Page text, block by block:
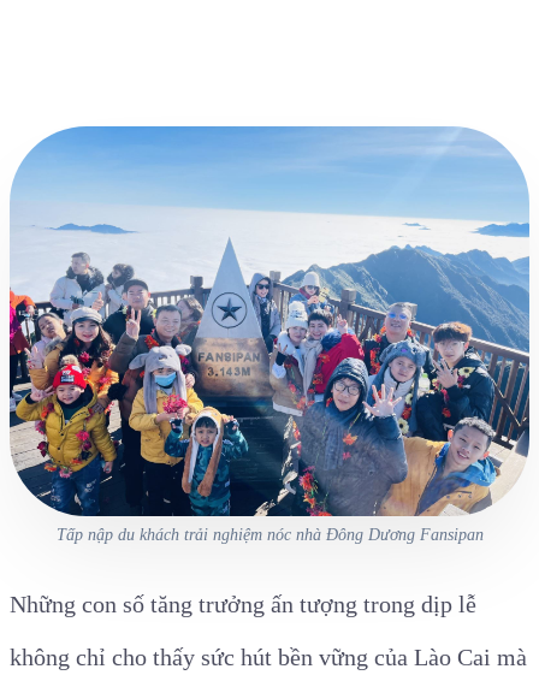
Tấp nập du khách trải nghiệm nóc nhà Đông Dương Fansipan
Những con số tăng trưởng ấn tượng trong dịp lễ
không chỉ cho thấy sức hút bền vững của Lào Cai mà